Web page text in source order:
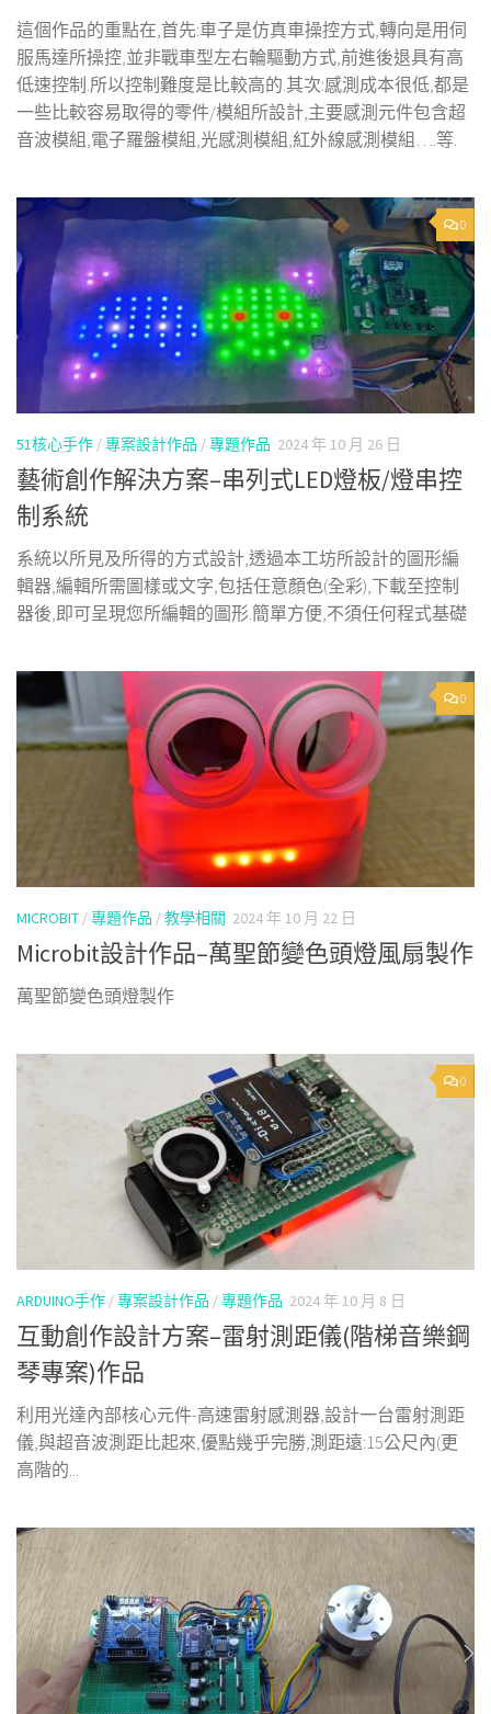
這個作品的重點在,首先:車子是仿真車操控方式,轉向是用伺
服馬達所操控,並非戰車型左右輪驅動方式,前進後退具有高
低速控制.所以控制難度是比較高的.其次:感測成本很低,都是
一些比較容易取得的零件/模組所設計,主要感測元件包含超
音波模組,電子羅盤模組,光感測模組,紅外線感測模組….等.
0
51核心手作 /專案設計作品 /專題作品 2024 年 10 月 26 日
藝術創作解決方案–串列式LED燈板/燈串控
制系統
系統以所見及所得的方式設計,透過本工坊所設計的圖形編
輯器,編輯所需圖樣或文字,包括任意顏色(全彩),下載至控制
器後,即可呈現您所編輯的圖形.簡單方便,不須任何程式基礎
0
MICROBIT /專題作品 /教學相關 2024 年 10 月 22 日
Microbit設計作品–萬聖節變色頭燈風扇製作
萬聖節變色頭燈製作
0
ARDUINO手作 /專案設計作品 /專題作品 2024 年 10 月 8 日
互動創作設計方案–雷射測距儀(階梯音樂鋼
琴專案)作品
利用光達內部核心元件-高速雷射感測器,設計一台雷射測距
儀,與超音波測距比起來,優點幾乎完勝,測距遠:15公尺內(更
高階的...